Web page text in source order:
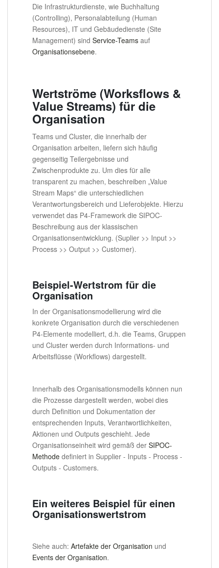
Die Infrastrukturdienste, wie Buchhaltung
(Controlling), Personalabteilung (Human
Resources), IT und Gebäudedienste (Site
Management) sind Service-Teams auf
Organisationsebene.
Wertströme (Worksflows &
Value Streams) für die
Organisation
Teams und Cluster, die innerhalb der
Organisation arbeiten, liefern sich häufig
gegenseitig Teilergebnisse und
Zwischenprodukte zu. Um dies für alle
transparent zu machen, beschreiben „Value
Stream Maps“ die unterschiedlichen
Verantwortungsbereich und Lieferobjekte. Hierzu
verwendet das P4-Framework die SIPOC-
Beschreibung aus der klassischen
Organisationsentwicklung. (Suplier >> Input >>
Process >> Output >> Customer).
Beispiel-Wertstrom für die
Organisation
In der Organisationsmodellierung wird die
konkrete Organisation durch die verschiedenen
P4-Elemente modelliert, d.h. die Teams, Gruppen
und Cluster werden durch Informations- und
Arbeitsflüsse (Workflows) dargestellt.
Innerhalb des Organisationsmodells können nun
die Prozesse dargestellt werden, wobei dies
durch Definition und Dokumentation der
entsprechenden Inputs, Verantwortlichkeiten,
Aktionen und Outputs geschieht. Jede
Organisationseinheit wird gemäß der SIPOC-
Methode definiert in Supplier - Inputs - Process -
Outputs - Customers.
Ein weiteres Beispiel für einen
Organisationswertstrom
Siehe auch: Artefakte der Organisation und
Events der Organisation.